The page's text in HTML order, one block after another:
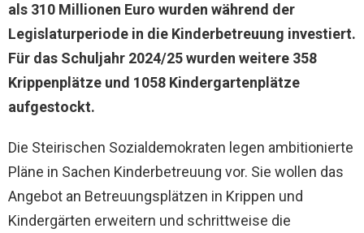
als 310 Millionen Euro wurden während der
Legislaturperiode in die Kinderbetreuung investiert.
Für das Schuljahr 2024/25 wurden weitere 358
Krippenplätze und 1058 Kindergartenplätze
aufgestockt.
Die Steirischen Sozialdemokraten legen ambitionierte
Pläne in Sachen Kinderbetreuung vor. Sie wollen das
Angebot an Betreuungsplätzen in Krippen und
Kindergärten erweitern und schrittweise die